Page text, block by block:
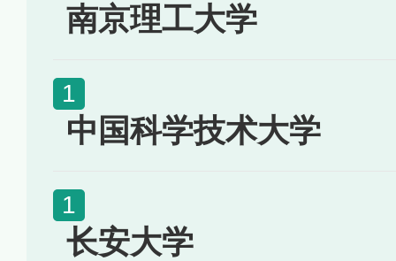
南京理工大学
中国科学技术大学
长安大学